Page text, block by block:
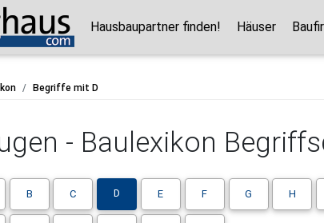
Hausbaupartner finden! Häuser
Begriffe mit D
- Baulexikon
B C D E F G H